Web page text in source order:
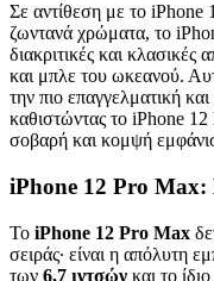
Σε αντίθεση με το iPhone
ζωντανά χρώματα, το
διακριτικές και
και μπλε του ωκεανού.
την πιο επαγγελματική
καθιστώντας το iPhone 12
σοβαρή και κομψή
iPhone 12 Pro Max:
Το iPhone 12 Pro Max
σειράς· είναι η απόλυτη
των 6,7 ιντσών και το ίδιο